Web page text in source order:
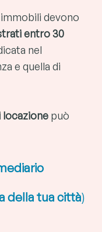
devono
entro 30
nel
e quella di
può
della tua città)